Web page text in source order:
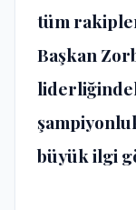
tüm
Başkan
büyük ilgi